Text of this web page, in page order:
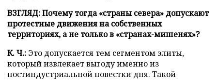
ВЗГЛЯД: Почему тогда «страны севера» допускают
протестные движения на собственных
территориях, а не только в «странах-мишенях»?
К. Ч.: Это допускается тем сегментом элиты,
который извлекает выгоду именно из
постиндустриальной повестки дня. Такой